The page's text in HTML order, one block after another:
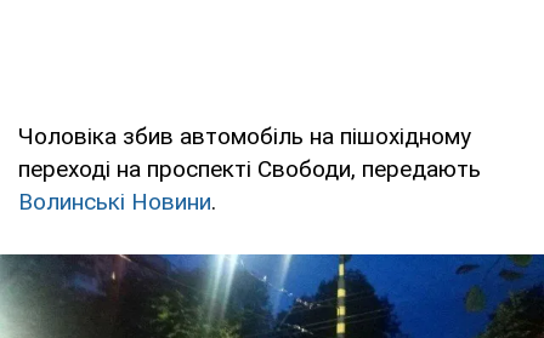
Чоловіка збив автомобіль на пішохідному
переході на проспекті Свободи, передають
Волинські Новини.